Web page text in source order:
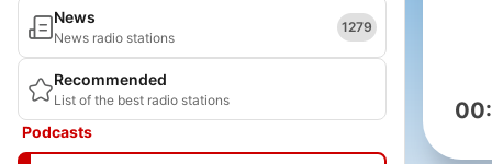
News
News radio stations
1279
Recommended
List of the best radio stations
Podcasts